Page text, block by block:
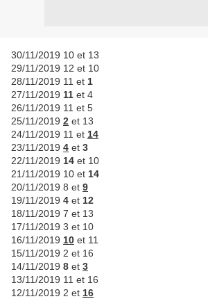
30/11/2019 10 et 13
29/11/2019 12 et 10
28/11/2019 11 et 1
27/11/2019 11 et 4
26/11/2019 11 et 5
25/11/2019 2 et 13
24/11/2019 11 et 14
23/11/2019 4 et 3
22/11/2019 14 et 10
21/11/2019 10 et 14
20/11/2019 8 et 9
19/11/2019 4 et 12
18/11/2019 7 et 13
17/11/2019 3 et 10
16/11/2019 10 et 11
15/11/2019 2 et 16
14/11/2019 8 et 3
13/11/2019 11 et 16
12/11/2019 2 et 16